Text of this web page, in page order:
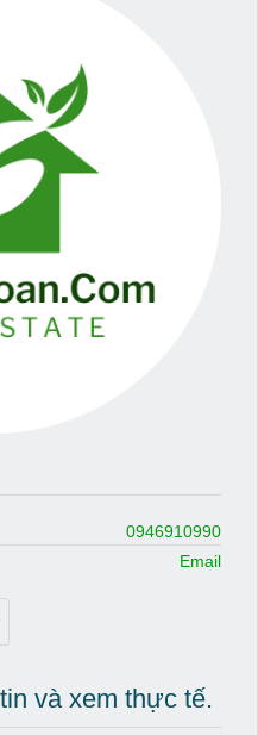
0946910990
Email
và xem thực tế.